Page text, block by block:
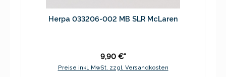
Herpa 033206-002 MB SLR McLaren
9,90 €*
Preise inkl. MwSt. zzgl. Versandkosten